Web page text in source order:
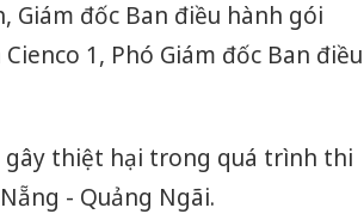
Giám đốc Ban điều hành gói
1, Phó Giám đốc Ban điều
gây thiệt hại trong quá trình thi
- Quảng Ngãi.